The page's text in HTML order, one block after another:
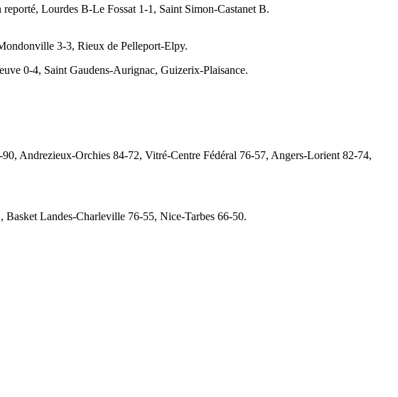
Lourdes B-Le Fossat 1-1, Saint Simon-Castanet B.
3-3, Rieux de Pelleport-Elpy.
0-4, Saint Gaudens-Aurignac, Guizerix-Plaisance.
Andrezieux-Orchies 84-72, Vitré-Centre Fédéral 76-57, Angers-Lorient 82-74,
Landes-Charleville 76-55, Nice-Tarbes 66-50.